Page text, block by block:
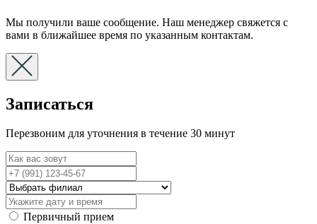
Мы получили ваше сообщение. Наш менеджер свяжется с
вами в ближайшее время по указанным контактам.
Записаться
Перезвоним для уточнения в течение 30 минут
Первичный прием